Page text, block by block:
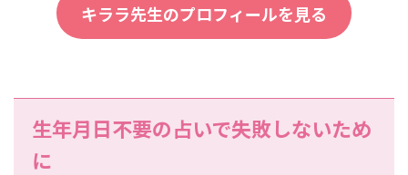
キララ先生のプロフィールを見る
生年月日不要の占いで失敗しないため
に